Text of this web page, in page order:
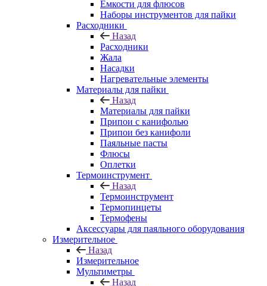
Емкости для флюсов
Наборы инструментов для пайки
Расходники
Назад
Расходники
Жала
Насадки
Нагревательные элементы
Материалы для пайки
Назад
Материалы для пайки
Припои с канифолью
Припои без канифоли
Паяльные пасты
Флюсы
Оплетки
Термоинструмент
Назад
Термоинструмент
Термопинцеты
Термофены
Аксессуары для паяльного оборудования
Измерительное
Назад
Измерительное
Мультиметры
Назад